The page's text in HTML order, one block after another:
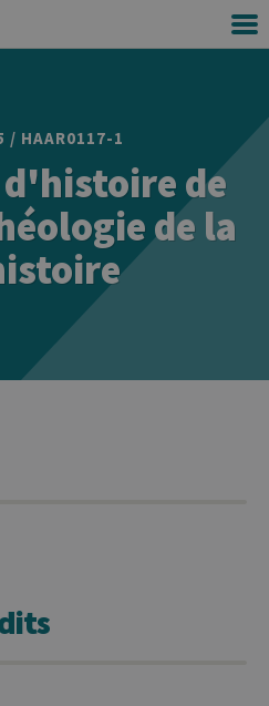
/ HAAR0117-1
de
de la